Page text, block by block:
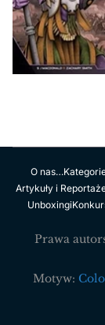
O nas…
Artykuły i
Unboxingi
Prawa
Motyw: